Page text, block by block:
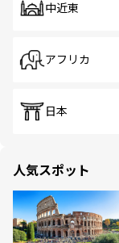
中近東
アフリカ
日本
人気スポット